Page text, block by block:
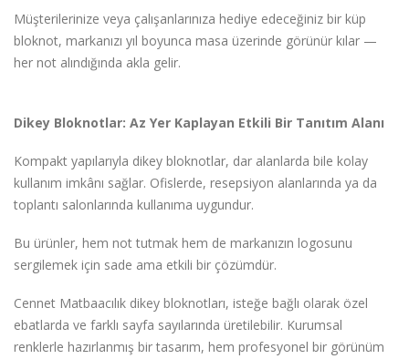
Müşterilerinize veya çalışanlarınıza hediye edeceğiniz bir küp
bloknot, markanızı yıl boyunca masa üzerinde görünür kılar —
her not alındığında akla gelir.
Dikey Bloknotlar: Az Yer Kaplayan Etkili Bir Tanıtım Alanı
Kompakt yapılarıyla dikey bloknotlar, dar alanlarda bile kolay
kullanım imkânı sağlar. Ofislerde, resepsiyon alanlarında ya da
toplantı salonlarında kullanıma uygundur.
Bu ürünler, hem not tutmak hem de markanızın logosunu
sergilemek için sade ama etkili bir çözümdür.
Cennet Matbaacılık dikey bloknotları, isteğe bağlı olarak özel
ebatlarda ve farklı sayfa sayılarında üretilebilir. Kurumsal
renklerle hazırlanmış bir tasarım, hem profesyonel bir görünüm